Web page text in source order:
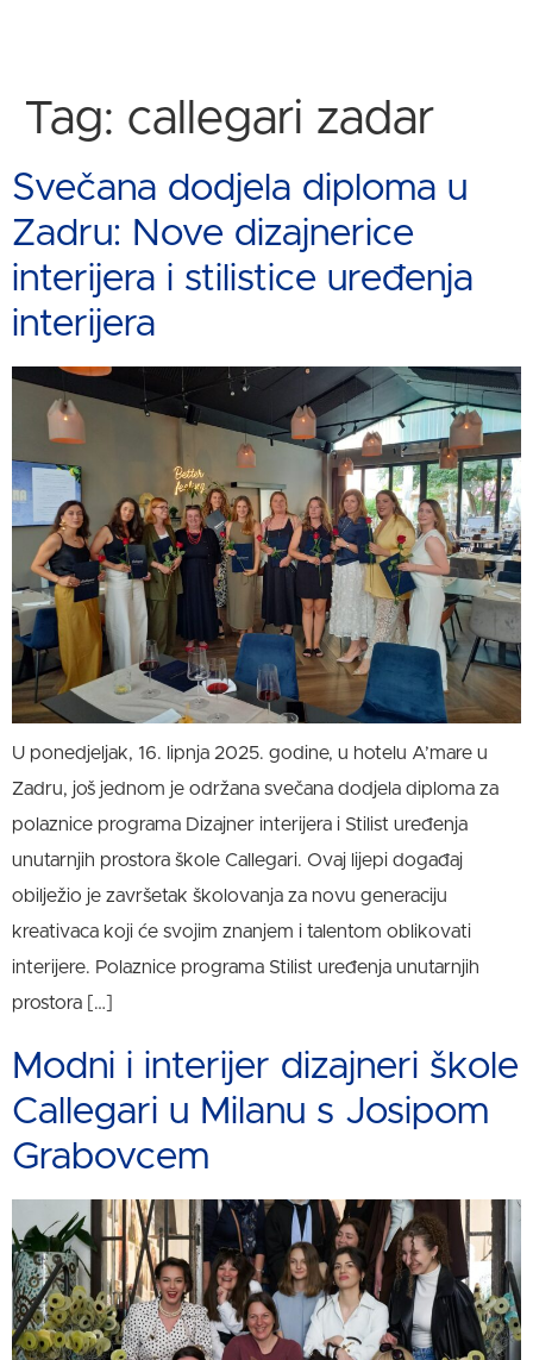
Tag: callegari zadar
Svečana dodjela diploma u
Zadru: Nove dizajnerice
interijera i stilistice uređenja
interijera
U ponedjeljak, 16. lipnja 2025. godine, u hotelu A’mare u
Zadru, još jednom je održana svečana dodjela diploma za
polaznice programa Dizajner interijera i Stilist uređenja
unutarnjih prostora škole Callegari. Ovaj lijepi događaj
obilježio je završetak školovanja za novu generaciju
kreativaca koji će svojim znanjem i talentom oblikovati
interijere. Polaznice programa Stilist uređenja unutarnjih
prostora […]
Modni i interijer dizajneri škole
Callegari u Milanu s Josipom
Grabovcem